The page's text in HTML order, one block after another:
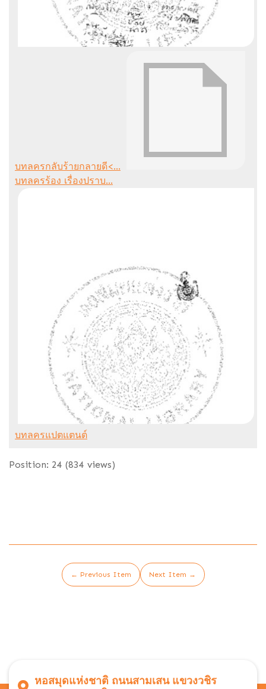
บทลครกลับร้ายกลายดี<...
บทลครร้อง เรื่องปราบ...
บทลครแปตแตนต์
Position: 24 (834 views)
← Previous Item Next Item →
หอสมุดแห่งชาติ ถนนสามเสน แขวงวชิร